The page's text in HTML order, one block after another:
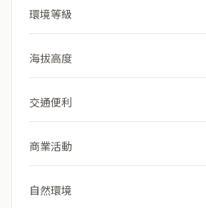
環境等級
海拔高度
交通便利
商業活動
自然環境